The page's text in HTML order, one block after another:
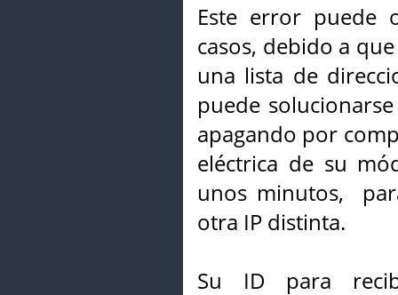
Este error puede
casos, debido a
una lista de
puede
apagando por
eléctrica de su
unos minutos,
otra IP distinta.
Su ID para